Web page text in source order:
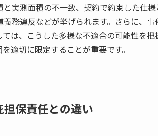
実測面積の不一致、契約で約束した仕
務違反などが挙げられます。さらに、
は、こうした多様な不適合の可能性を
適切に限定することが重要です。
担保責任との違い